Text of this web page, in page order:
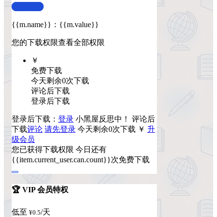
查看演示
{{m.name}} ： {{m.value}}
您的下载权限查看全部权限
￥
免费下载
今天剩余0次下载
评论后下载
登录后下载
登录后下载： 登录 小黑屋反思中！ 评论后
下载评论 请先登录 今天剩余0次下载 ￥ 升
级会员
您已获得下载权限 今日还有
{{item.current_user.can.count}}次免费下载
🏆 VIP 会员特权
低至 ¥0.5/天